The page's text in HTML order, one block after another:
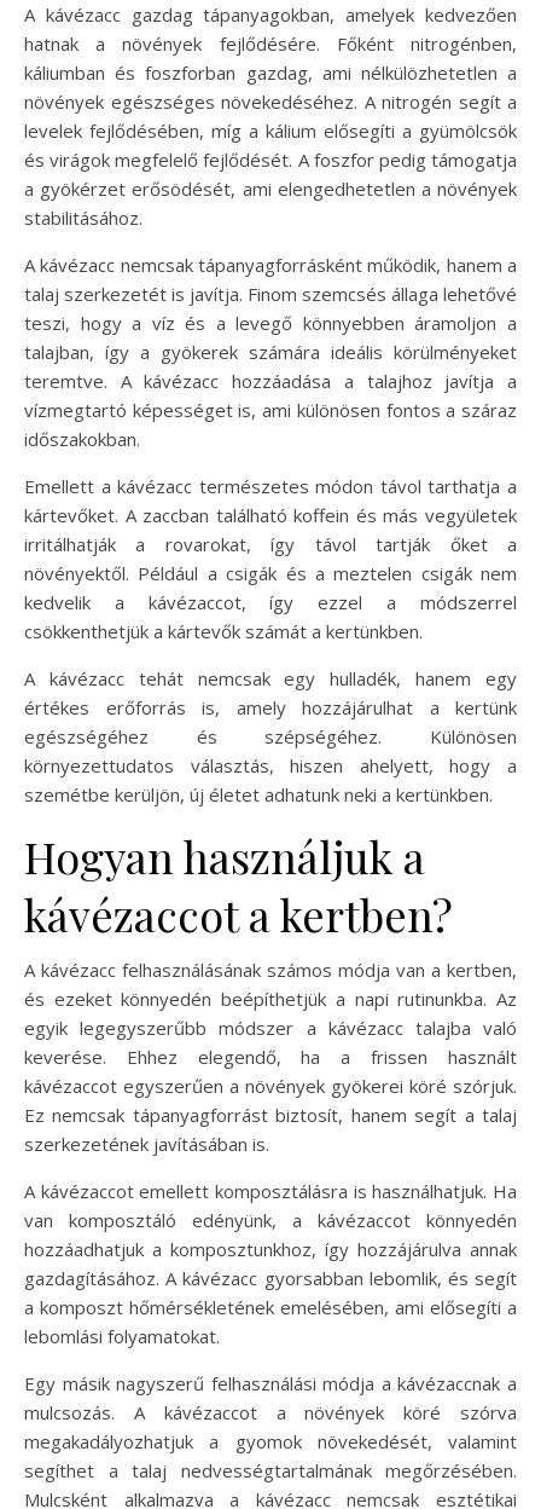
A kávézacc gazdag tápanyagokban, amelyek kedvezően
hatnak a növények fejlődésére. Főként nitrogénben,
káliumban és foszforban gazdag, ami nélkülözhetetlen a
növények egészséges növekedéséhez. A nitrogén segít a
levelek fejlődésében, míg a kálium elősegíti a gyümölcsök
és virágok megfelelő fejlődését. A foszfor pedig támogatja
a gyökérzet erősödését, ami elengedhetetlen a növények
stabilitásához.
A kávézacc nemcsak tápanyagforrásként működik, hanem a
talaj szerkezetét is javítja. Finom szemcsés állaga lehetővé
teszi, hogy a víz és a levegő könnyebben áramoljon a
talajban, így a gyökerek számára ideális körülményeket
teremtve. A kávézacc hozzáadása a talajhoz javítja a
vízmegtartó képességet is, ami különösen fontos a száraz
időszakokban.
Emellett a kávézacc természetes módon távol tarthatja a
kártevőket. A zaccban található koffein és más vegyületek
irritálhatják a rovarokat, így távol tartják őket a
növényektől. Például a csigák és a meztelen csigák nem
kedvelik a kávézaccot, így ezzel a módszerrel
csökkenthetjük a kártevők számát a kertünkben.
A kávézacc tehát nemcsak egy hulladék, hanem egy
értékes erőforrás is, amely hozzájárulhat a kertünk
egészségéhez és szépségéhez. Különösen
környezettudatos választás, hiszen ahelyett, hogy a
szemétbe kerüljön, új életet adhatunk neki a kertünkben.
Hogyan használjuk a
kávézaccot a kertben?
A kávézacc felhasználásának számos módja van a kertben,
és ezeket könnyedén beépíthetjük a napi rutinunkba. Az
egyik legegyszerűbb módszer a kávézacc talajba való
keverése. Ehhez elegendő, ha a frissen használt
kávézaccot egyszerűen a növények gyökerei köré szórjuk.
Ez nemcsak tápanyagforrást biztosít, hanem segít a talaj
szerkezetének javításában is.
A kávézaccot emellett komposztálásra is használhatjuk. Ha
van komposztáló edényünk, a kávézaccot könnyedén
hozzáadhatjuk a komposztunkhoz, így hozzájárulva annak
gazdagításához. A kávézacc gyorsabban lebomlik, és segít
a komposzt hőmérsékletének emelésében, ami elősegíti a
lebomlási folyamatokat.
Egy másik nagyszerű felhasználási módja a kávézaccnak a
mulcsozás. A kávézaccot a növények köré szórva
megakadályozhatjuk a gyomok növekedését, valamint
segíthet a talaj nedvességtartalmának megőrzésében.
Mulcsként alkalmazva a kávézacc nemcsak esztétikai